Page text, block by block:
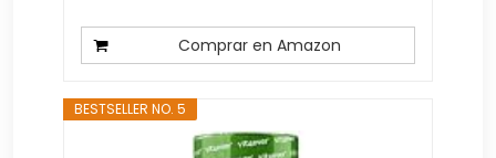
Comprar en Amazon
BESTSELLER NO. 5